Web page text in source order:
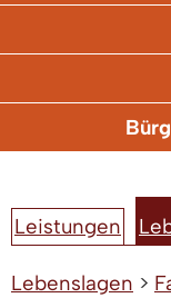
Leistungen
Lebenslagen >